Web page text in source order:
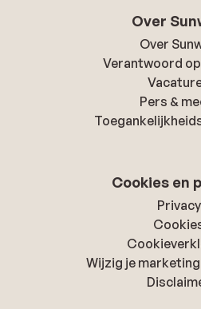
Over
Over
Verantwoord
Pers &
Cookies en
Privacy
Wijzig je